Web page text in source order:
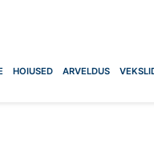
HOIUSED ARVELDUS